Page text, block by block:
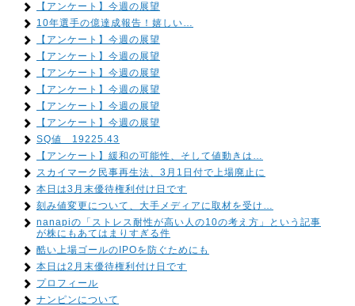
【アンケート】今週の展望
10年選手の億達成報告！嬉しい…
【アンケート】今週の展望
【アンケート】今週の展望
【アンケート】今週の展望
【アンケート】今週の展望
【アンケート】今週の展望
【アンケート】今週の展望
SQ値 19225.43
【アンケート】緩和の可能性、そして値動きは…
スカイマーク民事再生法、3月1日付で上場廃止に
本日は3月末優待権利付け日です
刻み値変更について、大手メディアに取材を受け…
nanapiの「ストレス耐性が高い人の10の考え方」という記事
が株にもあてはまりすぎる件
酷い上場ゴールのIPOを防ぐためにも
本日は2月末優待権利付け日です
プロフィール
ナンピンについて